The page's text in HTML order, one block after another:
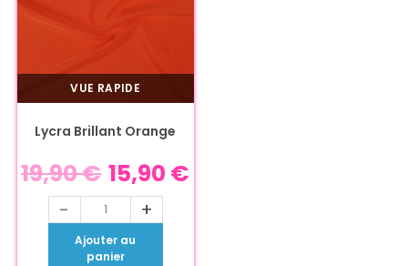
VUE RAPIDE
Lycra Brillant Orange
19,90€ 15,90 €
- +
Ajouter au
panier